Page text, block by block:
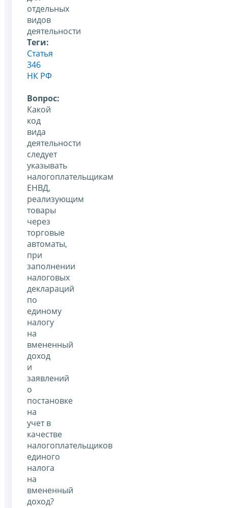
отдельных
видов
деятельности
Теги:
Статья
346
НК РФ
Вопрос:
Какой
код
вида
деятельности
следует
указывать
налогоплательщикам
ЕНВД,
реализующим
товары
через
торговые
автоматы,
при
заполнении
налоговых
деклараций
по
единому
налогу
на
вмененный
доход
и
заявлений
о
постановке
на
учет в
качестве
налогоплательщиков
единого
налога
на
вмененный
доход?